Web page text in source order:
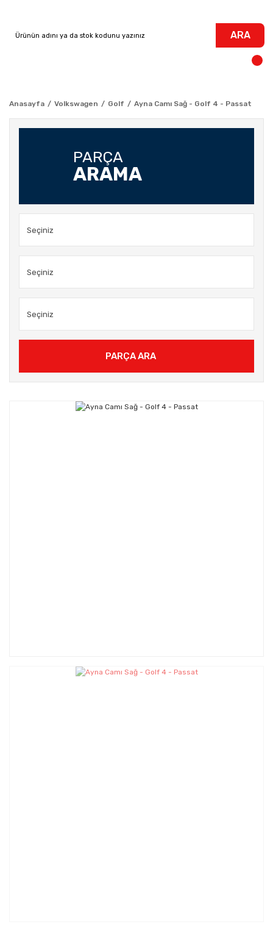
ARA
Anasayfa Volkswagen Golf Ayna Camı Sağ - Golf 4 - Passat
PARÇA
ARAMA
PARÇA ARA